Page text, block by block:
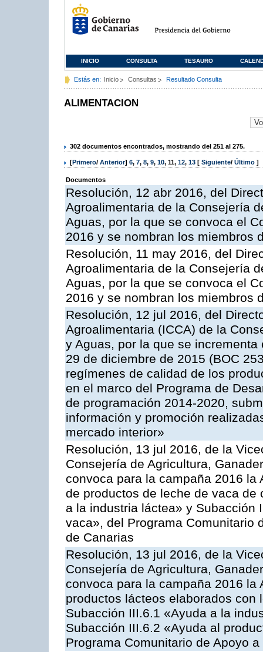
INICIO CONSULTA TESAURO
Estás en: Inicio Consultas Resultado Consulta
ALIMENTACION
302 documentos encontrados, mostrando del 251 al 275.
[Primero/ Anterior] 6, 7, 8, 9, 10, 11, 12, 13 [ Siguiente/ Último ]
Documentos
Resolución, 12 abr 2016, del
Agroalimentaria de la Consejería
Aguas, por la que se convoca el
2016 y se nombran los miembros
Resolución, 11 may 2016, del
Agroalimentaria de la Consejería
Aguas, por la que se convoca el
2016 y se nombran los miembros
Resolución, 12 jul 2016, del
Agroalimentaria (ICCA) de la
y Aguas, por la que se
29 de diciembre de 2015 (BOC
regímenes de calidad de los
en el marco del Programa de
de programación 2014-2020,
información y promoción
mercado interior»
Resolución, 13 jul 2016, de la
Consejería de Agricultura,
convoca para la campaña 2016
de productos de leche de vaca
a la industria láctea» y Subacción
vaca», del Programa Comunitario
de Canarias
Resolución, 13 jul 2016, de la
Consejería de Agricultura,
convoca para la campaña 2016
productos lácteos elaborados
Subacción III.6.1 «Ayuda a la
Subacción III.6.2 «Ayuda al
Programa Comunitario de Apoyo